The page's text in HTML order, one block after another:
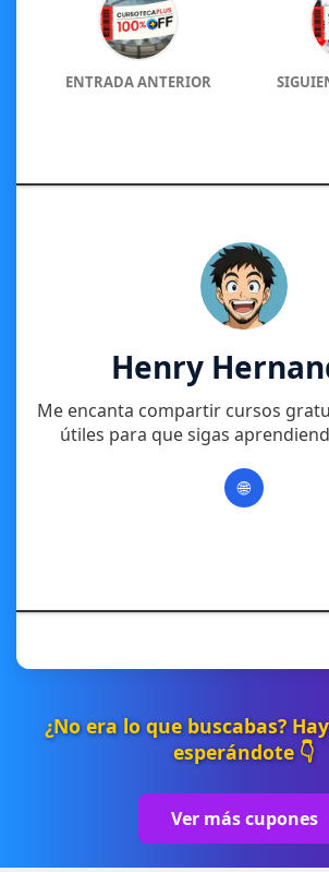
ENTRADA ANTERIOR
Henry
Me encanta compartir cursos
útiles para que sigas
🌐
¿No era lo que buscabas?
esperándote 👇
Ver más cupones